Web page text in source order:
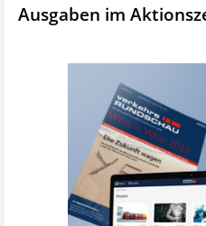
Ausgaben im